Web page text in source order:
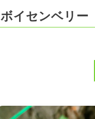
ボイセンベリー